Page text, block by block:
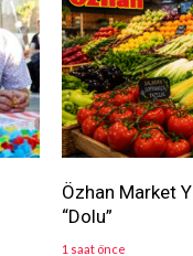
Özhan Market
“Dolu”
1 saat önce